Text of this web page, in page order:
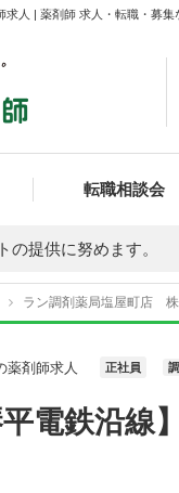
人 | 薬剤師 求人・転職・募集
転職相談会
の提供に努めます。
ラン調剤薬局塩屋町店
薬剤師求人 正社員
平電鉄沿